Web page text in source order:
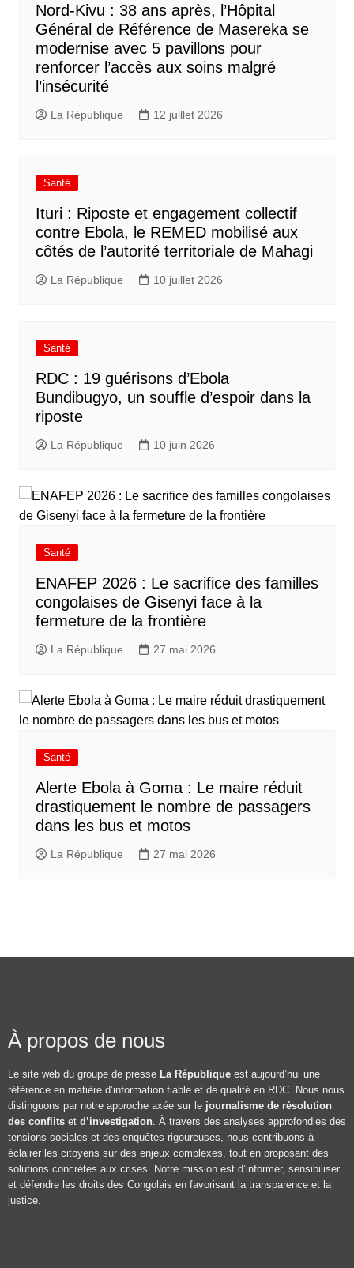
Nord-Kivu : 38 ans après, l’Hôpital
Général de Référence de Masereka se
modernise avec 5 pavillons pour
renforcer l’accès aux soins malgré
l’insécurité
La République 12 juillet 2026
Santé
Ituri : Riposte et engagement collectif
contre Ebola, le REMED mobilisé aux
côtés de l’autorité territoriale de Mahagi
La République 10 juillet 2026
Santé
RDC : 19 guérisons d’Ebola
Bundibugyo, un souffle d’espoir dans la
riposte
La République 10 juin 2026
Santé
ENAFEP 2026 : Le sacrifice des familles
congolaises de Gisenyi face à la
fermeture de la frontière
La République 27 mai 2026
Santé
Alerte Ebola à Goma : Le maire réduit
drastiquement le nombre de passagers
dans les bus et motos
La République 27 mai 2026
À propos de nous
Le site web du groupe de presse La République est aujourd’hui une
référence en matière d’information fiable et de qualité en RDC. Nous nous
distinguons par notre approche axée sur le journalisme de résolution
des conflits et d’investigation. À travers des analyses approfondies des
tensions sociales et des enquêtes rigoureuses, nous contribuons à
éclairer les citoyens sur des enjeux complexes, tout en proposant des
solutions concrètes aux crises. Notre mission est d’informer, sensibiliser
et défendre les droits des Congolais en favorisant la transparence et la
justice.